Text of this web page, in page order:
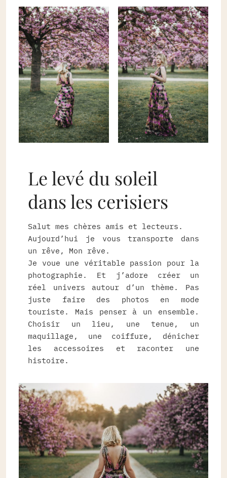
Le levé du soleil
dans les cerisiers
Salut mes chères amis et lecteurs.
Aujourd’hui je vous transporte dans
un rêve, Mon rêve.
Je voue une véritable passion pour la
photographie. Et j’adore créer un
réel univers autour d’un thème. Pas
juste faire des photos en mode
touriste. Mais penser à un ensemble.
Choisir un lieu, une tenue, un
maquillage, une coiffure, dénicher
les accessoires et raconter une
histoire.